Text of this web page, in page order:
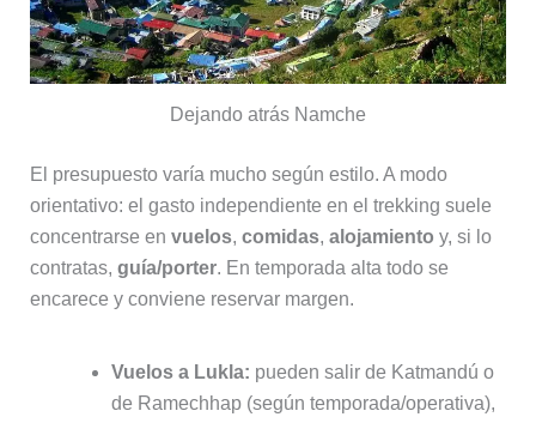
Dejando atrás Namche
El presupuesto varía mucho según estilo. A modo
orientativo: el gasto independiente en el trekking suele
concentrarse en vuelos, comidas, alojamiento y, si lo
contratas, guía/porter. En temporada alta todo se
encarece y conviene reservar margen.
Vuelos a Lukla: pueden salir de Katmandú o
de Ramechhap (según temporada/operativa),